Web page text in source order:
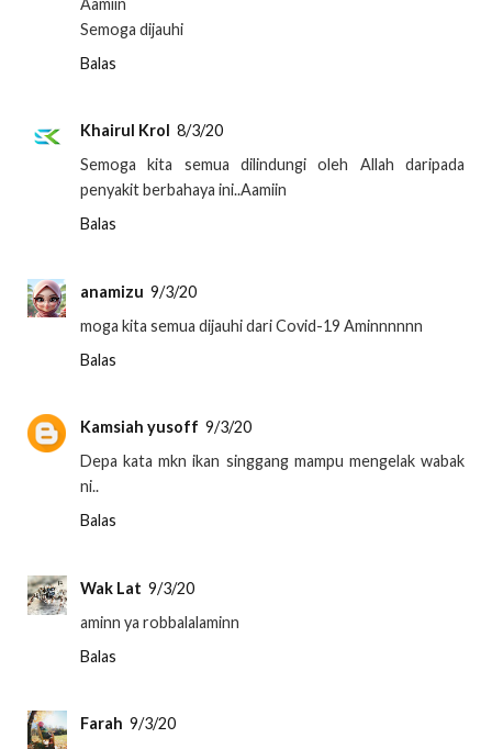
Aamiin
Semoga dijauhi
Balas
Khairul Krol 8/3/20
Semoga kita semua dilindungi oleh Allah daripada
penyakit berbahaya ini..Aamiin
Balas
anamizu 9/3/20
moga kita semua dijauhi dari Covid-19 Aminnnnnn
Balas
Kamsiah yusoff 9/3/20
Depa kata mkn ikan singgang mampu mengelak wabak
ni..
Balas
Wak Lat 9/3/20
aminn ya robbalalaminn
Balas
Farah 9/3/20